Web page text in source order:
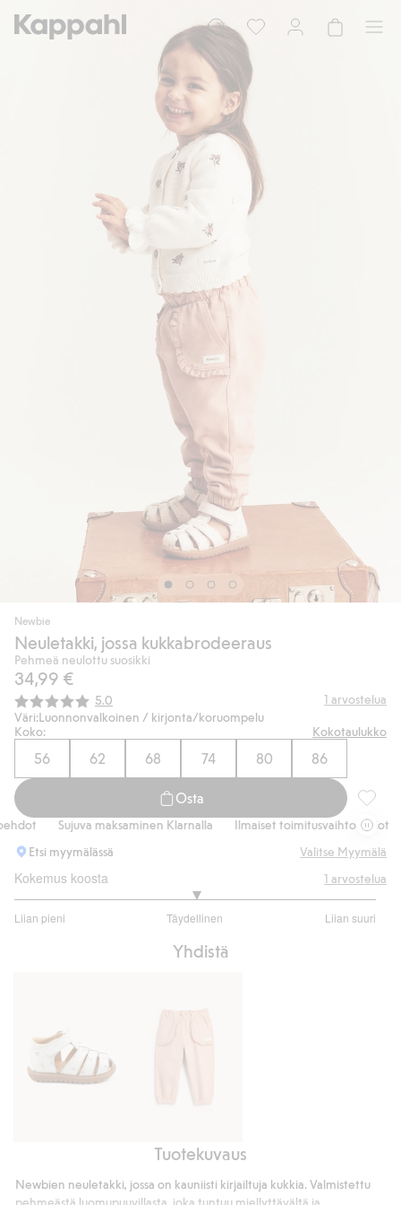
Newbie
Neuletakki, jossa kukkabrodeeraus
Pehmeä neulottu suosikki
34,99 €
Keskimääräinen luokitus:
5.0 1 arvostelua
Väri:Luonnonvalkoinen / kirjonta/koruompelu
Koko:
Kokotaulukko
56 62 68 74 80 86
Osta
Sujuva maksaminen Klarnalla Ilmaiset toimitusvaihtoehdot
Etsi myymälässä
Valitse Myymälä
Kokemus koosta
Liian pieni Täydellinen Liian suuri
/
1 arvostelua
Yhdistä
Hällevik
Collegehousut
Tuotekuvaus
Newbien neuletakki, jossa on kauniisti kirjailtuja kukkia. Valmistettu
pehmeästä luomupuuvillasta, joka tuntuu miellyttävältä ja